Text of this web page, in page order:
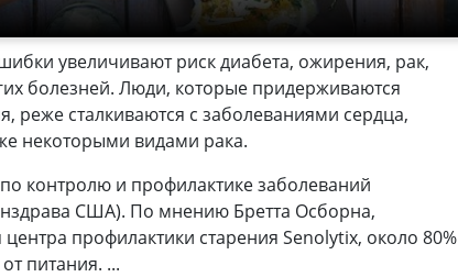
увеличивают риск диабета, ожирения, рак,
болезней. Люди, которые придерживаются
реже сталкиваются с заболеваниями сердца,
некоторыми видами рака.
контролю и профилактике заболеваний
США). По мнению Бретта Осборна,
профилактики старения Senolytix, около 80%
питания.